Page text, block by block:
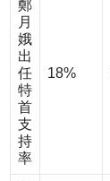
鄭
月
娥
出
任
特
首
支
持
率
18%